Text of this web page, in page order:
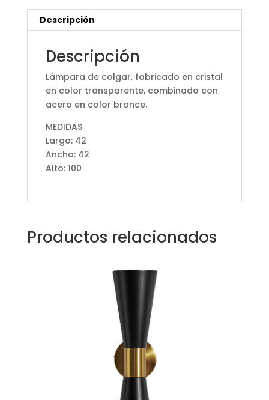
Descripción
Descripción
Lámpara de colgar, fabricado en cristal
en color transparente, combinado con
acero en color bronce.
MEDIDAS
Largo: 42
Ancho: 42
Alto: 100
Productos relacionados